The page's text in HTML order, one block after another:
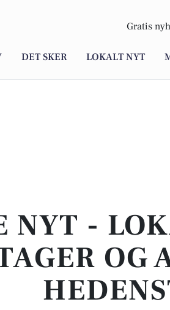
Gratis
DET SKER LOKALT NYT
NYT -
OG